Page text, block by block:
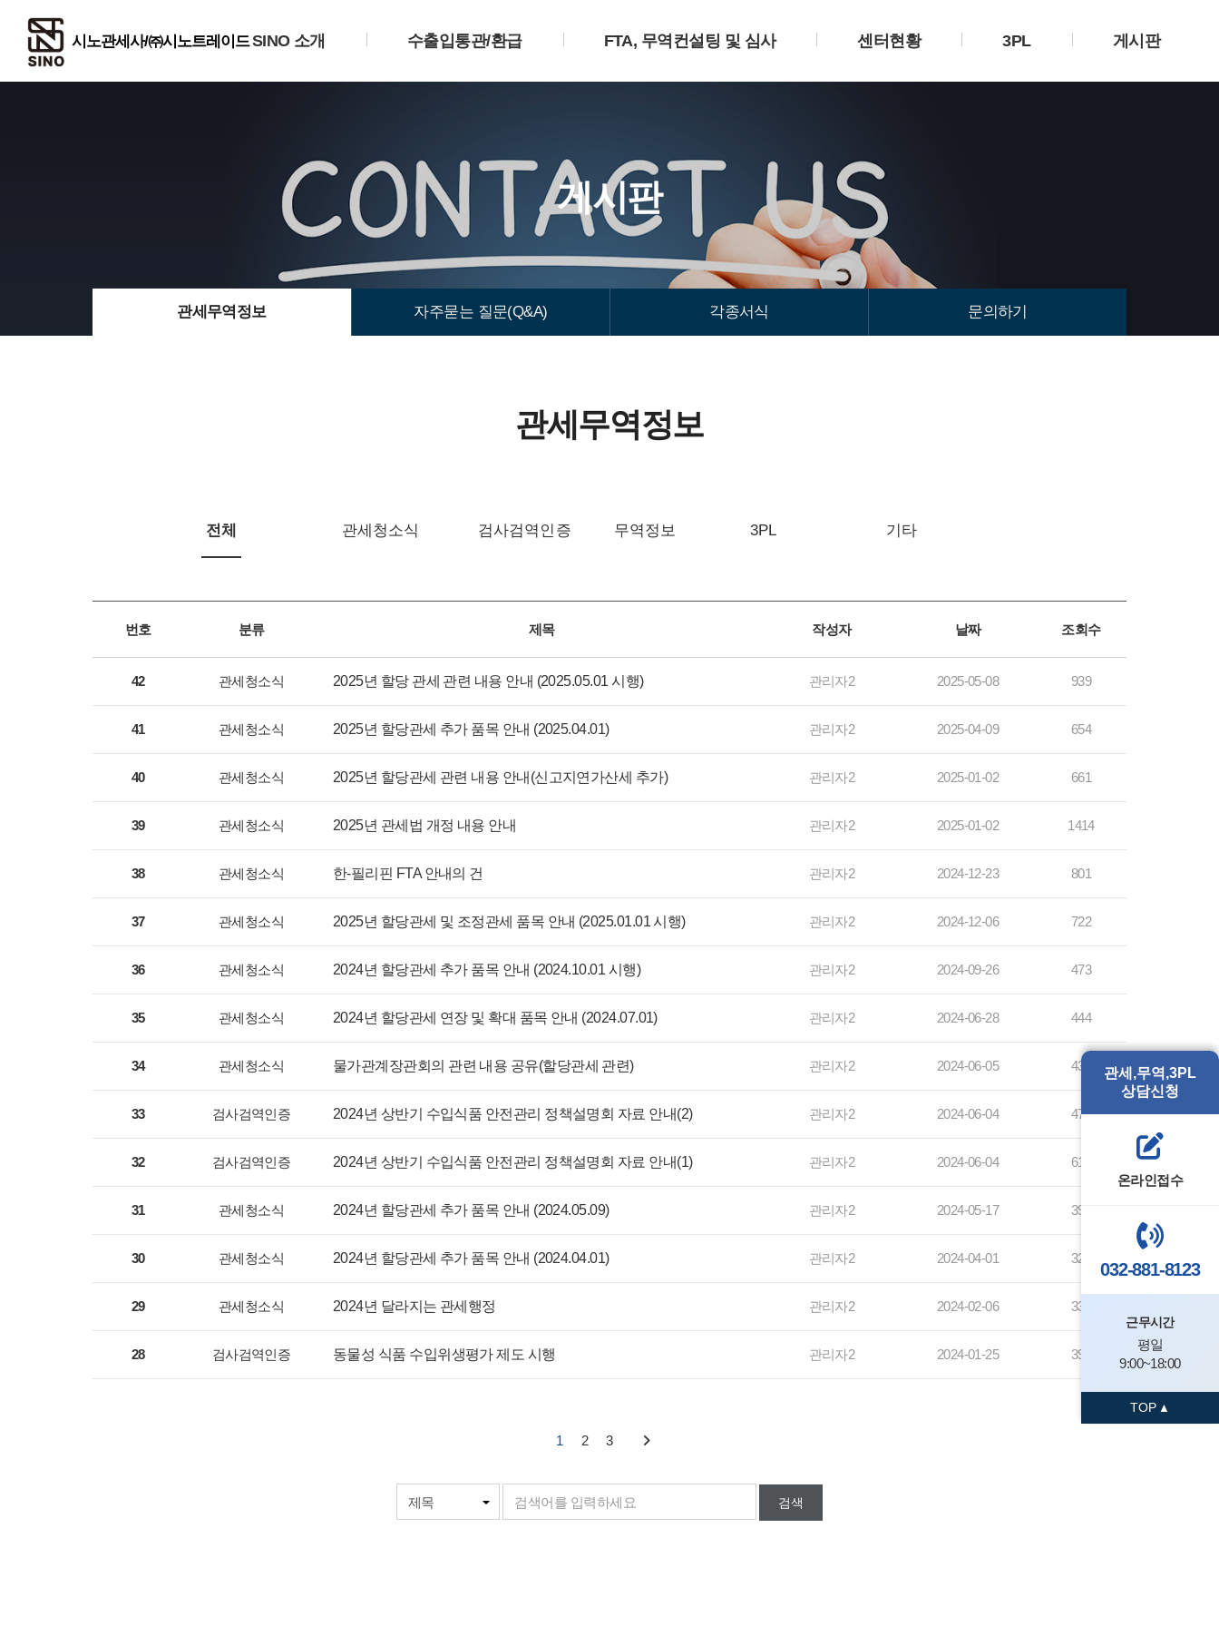
관세,무역,3PL
상담신청
온라인접수
032-881-8123
근무시간
평일
9:00~18:00
TOP
SINO 소개 수출입통관/환급 FTA, 무역컨설팅 및 심사 센터현황 3PL 게시판
게시판
관세무역정보 자주묻는 질문(Q&A) 각종서식 문의하기
관세무역정보
전체 관세청소식 검사검역인증 무역정보 3PL 기타
번호 분류 제목 작성자 날짜 조회수
42 관세청소식 2025년 할당 관세 관련 내용 안내 (2025.05.01 시행) 관리자2 2025-05-08 939
41 관세청소식 2025년 할당관세 추가 품목 안내 (2025.04.01) 관리자2 2025-04-09 654
40 관세청소식 2025년 할당관세 관련 내용 안내(신고지연가산세 추가) 관리자2 2025-01-02 661
39 관세청소식 2025년 관세법 개정 내용 안내 관리자2 2025-01-02 1414
38 관세청소식 한-필리핀 FTA 안내의 건 관리자2 2024-12-23 801
37 관세청소식 2025년 할당관세 및 조정관세 품목 안내 (2025.01.01 시행) 관리자2 2024-12-06 722
36 관세청소식 2024년 할당관세 추가 품목 안내 (2024.10.01 시행) 관리자2 2024-09-26 473
35 관세청소식 2024년 할당관세 연장 및 확대 품목 안내 (2024.07.01) 관리자2 2024-06-28 444
34 관세청소식 물가관계장관회의 관련 내용 공유(할당관세 관련) 관리자2 2024-06-05 439
33 검사검역인증 2024년 상반기 수입식품 안전관리 정책설명회 자료 안내(2) 관리자2 2024-06-04 477
32 검사검역인증 2024년 상반기 수입식품 안전관리 정책설명회 자료 안내(1) 관리자2 2024-06-04 613
31 관세청소식 2024년 할당관세 추가 품목 안내 (2024.05.09) 관리자2 2024-05-17 396
30 관세청소식 2024년 할당관세 추가 품목 안내 (2024.04.01) 관리자2 2024-04-01 327
29 관세청소식 2024년 달라지는 관세행정 관리자2 2024-02-06 339
28 검사검역인증 동물성 식품 수입위생평가 제도 시행 관리자2 2024-01-25 393
1 2 3
검색